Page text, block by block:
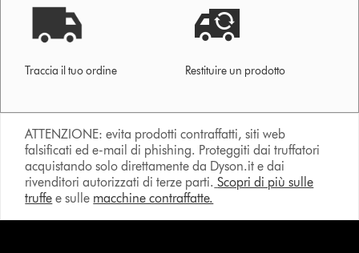
Traccia il tuo ordine Restituire un prodotto
ATTENZIONE: evita prodotti contraffatti, siti web
falsificati ed e-mail di phishing. Proteggiti dai truffatori
acquistando solo direttamente da Dyson.it e dai
rivenditori autorizzati di terze parti. Scopri di più sulle
truffe e sulle macchine contraffatte.